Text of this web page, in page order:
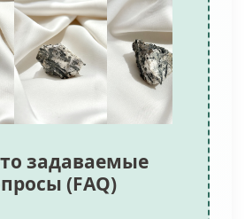
задаваемые
(FAQ)